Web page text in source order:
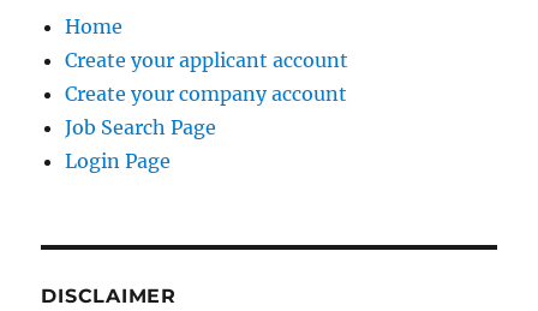
Home
Create your applicant account
Create your company account
Job Search Page
Login Page
DISCLAIMER